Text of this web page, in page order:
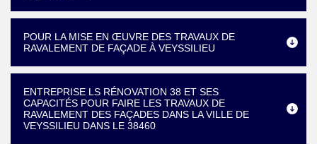
POUR LA MISE EN ŒUVRE DES TRAVAUX DE
RAVALEMENT DE FAÇADE À VEYSSILIEU
ENTREPRISE LS RÉNOVATION 38 ET SES
CAPACITÉS POUR FAIRE LES TRAVAUX DE
RAVALEMENT DES FAÇADES DANS LA VILLE DE
VEYSSILIEU DANS LE 38460